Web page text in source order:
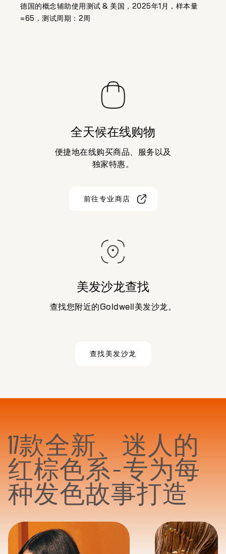
德国的概念辅助使用测试 & 美国，2025年1月，样本量
=65，测试周期：2周
全天候在线购物
便捷地在线购买商品、服务以及
独家特惠。
前往专业商店
美发沙龙查找
查找您附近的Goldwell美发沙龙。
查找美发沙龙
17款全新、迷人的
红棕色系 – 专为每
种发色故事打造